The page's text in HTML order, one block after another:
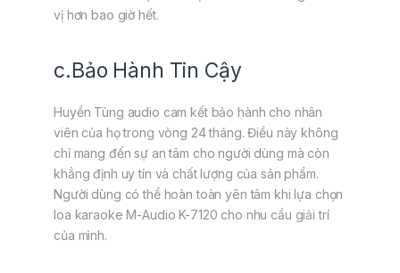
vị hơn bao giờ hết.
c.Bảo Hành Tin Cậy
Huyền Tùng audio cam kết bảo hành cho nhân
viên của họ trong vòng 24 tháng. Điều này không
chỉ mang đến sự an tâm cho người dùng mà còn
khẳng định uy tín và chất lượng của sản phẩm.
Người dùng có thể hoàn toàn yên tâm khi lựa chọn
loa karaoke M-Audio K-7120 cho nhu cầu giải trí
của mình.